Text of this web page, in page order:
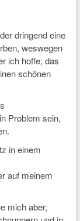
dringend eine
weswegen
ich hoffe, das
schönen
Problem sein,
in einem
auf meinem
mich aber,